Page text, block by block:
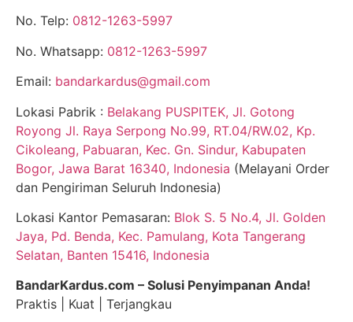
No. Telp: 0812-1263-5997
No. Whatsapp: 0812-1263-5997
Email: bandarkardus@gmail.com
Lokasi Pabrik : Belakang PUSPITEK, Jl. Gotong
Royong Jl. Raya Serpong No.99, RT.04/RW.02, Kp.
Cikoleang, Pabuaran, Kec. Gn. Sindur, Kabupaten
Bogor, Jawa Barat 16340, Indonesia (Melayani Order
dan Pengiriman Seluruh Indonesia)
Lokasi Kantor Pemasaran: Blok S. 5 No.4, Jl. Golden
Jaya, Pd. Benda, Kec. Pamulang, Kota Tangerang
Selatan, Banten 15416, Indonesia
BandarKardus.com – Solusi Penyimpanan Anda!
Praktis | Kuat | Terjangkau